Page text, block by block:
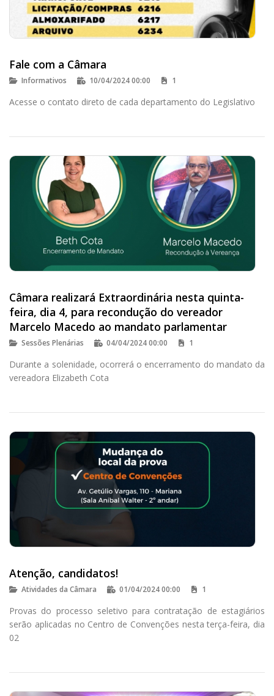
Fale com a Câmara
Informativos 10/04/2024 00:00 1
Acesse o contato direto de cada departamento do Legislativo
Câmara realizará Extraordinária nesta quinta-
feira, dia 4, para recondução do vereador
Marcelo Macedo ao mandato parlamentar
Sessões Plenárias 04/04/2024 00:00 1
Durante a solenidade, ocorrerá o encerramento do mandato da
vereadora Elizabeth Cota
Atenção, candidatos!
Atividades da Câmara 01/04/2024 00:00 1
Provas do processo seletivo para contratação de estagiários
serão aplicadas no Centro de Convenções nesta terça-feira, dia
02